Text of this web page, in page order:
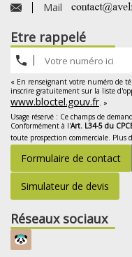
Mail
Etre rappelé
« En renseignant votre numéro de
inscrire gratuitement sur la liste
www.bloctel.gouv.fr. »
Usage réservé : Ce champs de
Conformément à l'Art. L34-5 du
toute prospection commerciale. Plus
Formulaire de contact
Simulateur de devis
Réseaux sociaux